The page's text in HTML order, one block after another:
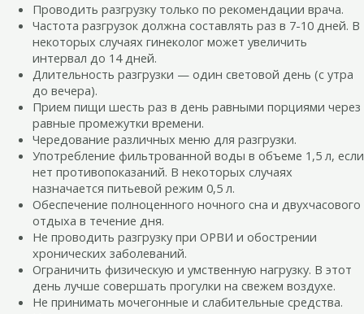
Проводить разгрузку только по рекомендации врача.
Частота разгрузок должна составлять раз в 7-10 дней. В
некоторых случаях гинеколог может увеличить
интервал до 14 дней.
Длительность разгрузки — один световой день (с утра
до вечера).
Прием пищи шесть раз в день равными порциями через
равные промежутки времени.
Чередование различных меню для разгрузки.
Употребление фильтрованной воды в объеме 1,5 л, если
нет противопоказаний. В некоторых случаях
назначается питьевой режим 0,5 л.
Обеспечение полноценного ночного сна и двухчасового
отдыха в течение дня.
Не проводить разгрузку при ОРВИ и обострении
хронических заболеваний.
Ограничить физическую и умственную нагрузку. В этот
день лучше совершать прогулки на свежем воздухе.
Не принимать мочегонные и слабительные средства.